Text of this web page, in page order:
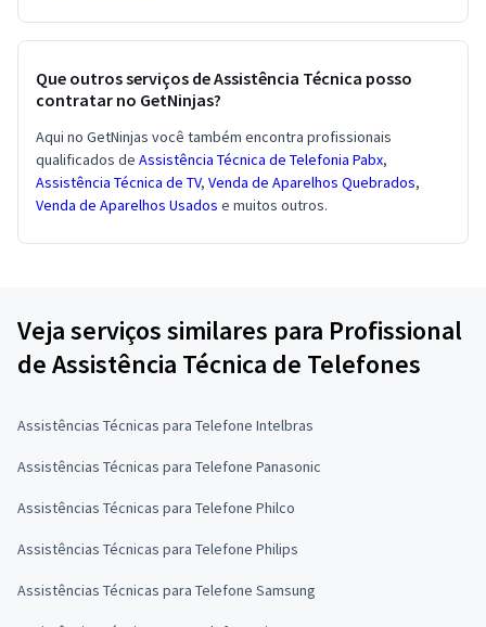
Que outros serviços de Assistência Técnica posso
contratar no GetNinjas?
Aqui no GetNinjas você também encontra profissionais
qualificados de Assistência Técnica de Telefonia Pabx,
Assistência Técnica de TV, Venda de Aparelhos Quebrados,
Venda de Aparelhos Usados e muitos outros.
Veja serviços similares para Profissional
de Assistência Técnica de Telefones
Assistências Técnicas para Telefone Intelbras
Assistências Técnicas para Telefone Panasonic
Assistências Técnicas para Telefone Philco
Assistências Técnicas para Telefone Philips
Assistências Técnicas para Telefone Samsung